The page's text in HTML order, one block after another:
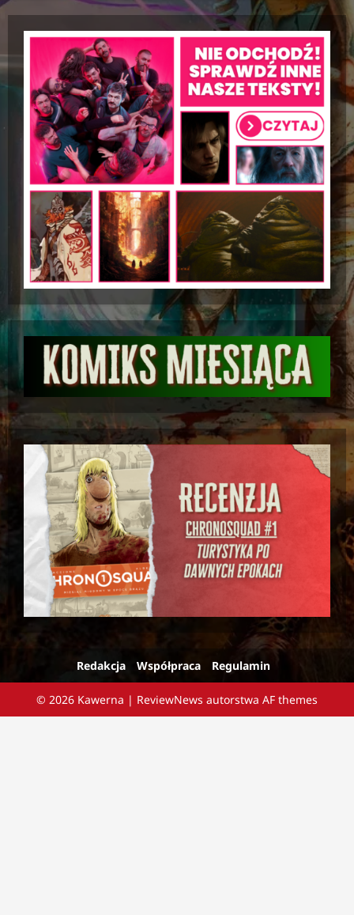
Redakcja Współpraca Regulamin
© 2026 Kawerna | ReviewNews autorstwa AF themes